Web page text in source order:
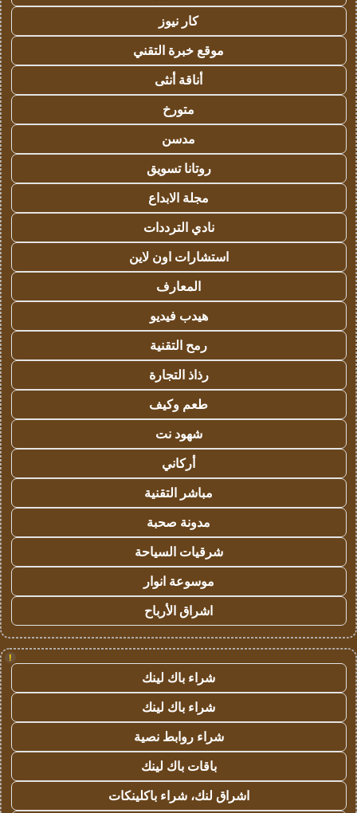
كار نيوز
موقع خبرة التقني
أناقة أنثى
متورخ
مدسن
روتانا تسويق
مجلة الابداع
نادي الترددات
استشارات اون لاين
المعارف
هيدب فيديو
رمح التقنية
رذاذ التجارة
طعم وكيف
شهود نت
أركاني
مباشر التقنية
مدونة صحبة
شرقيات السياحة
موسوعة انوار
اشراق الأرباح
!
شراء باك لينك
شراء باك لينك
شراء روابط نصية
باقات باك لينك
اشراق لنك، شراء باكلينكات